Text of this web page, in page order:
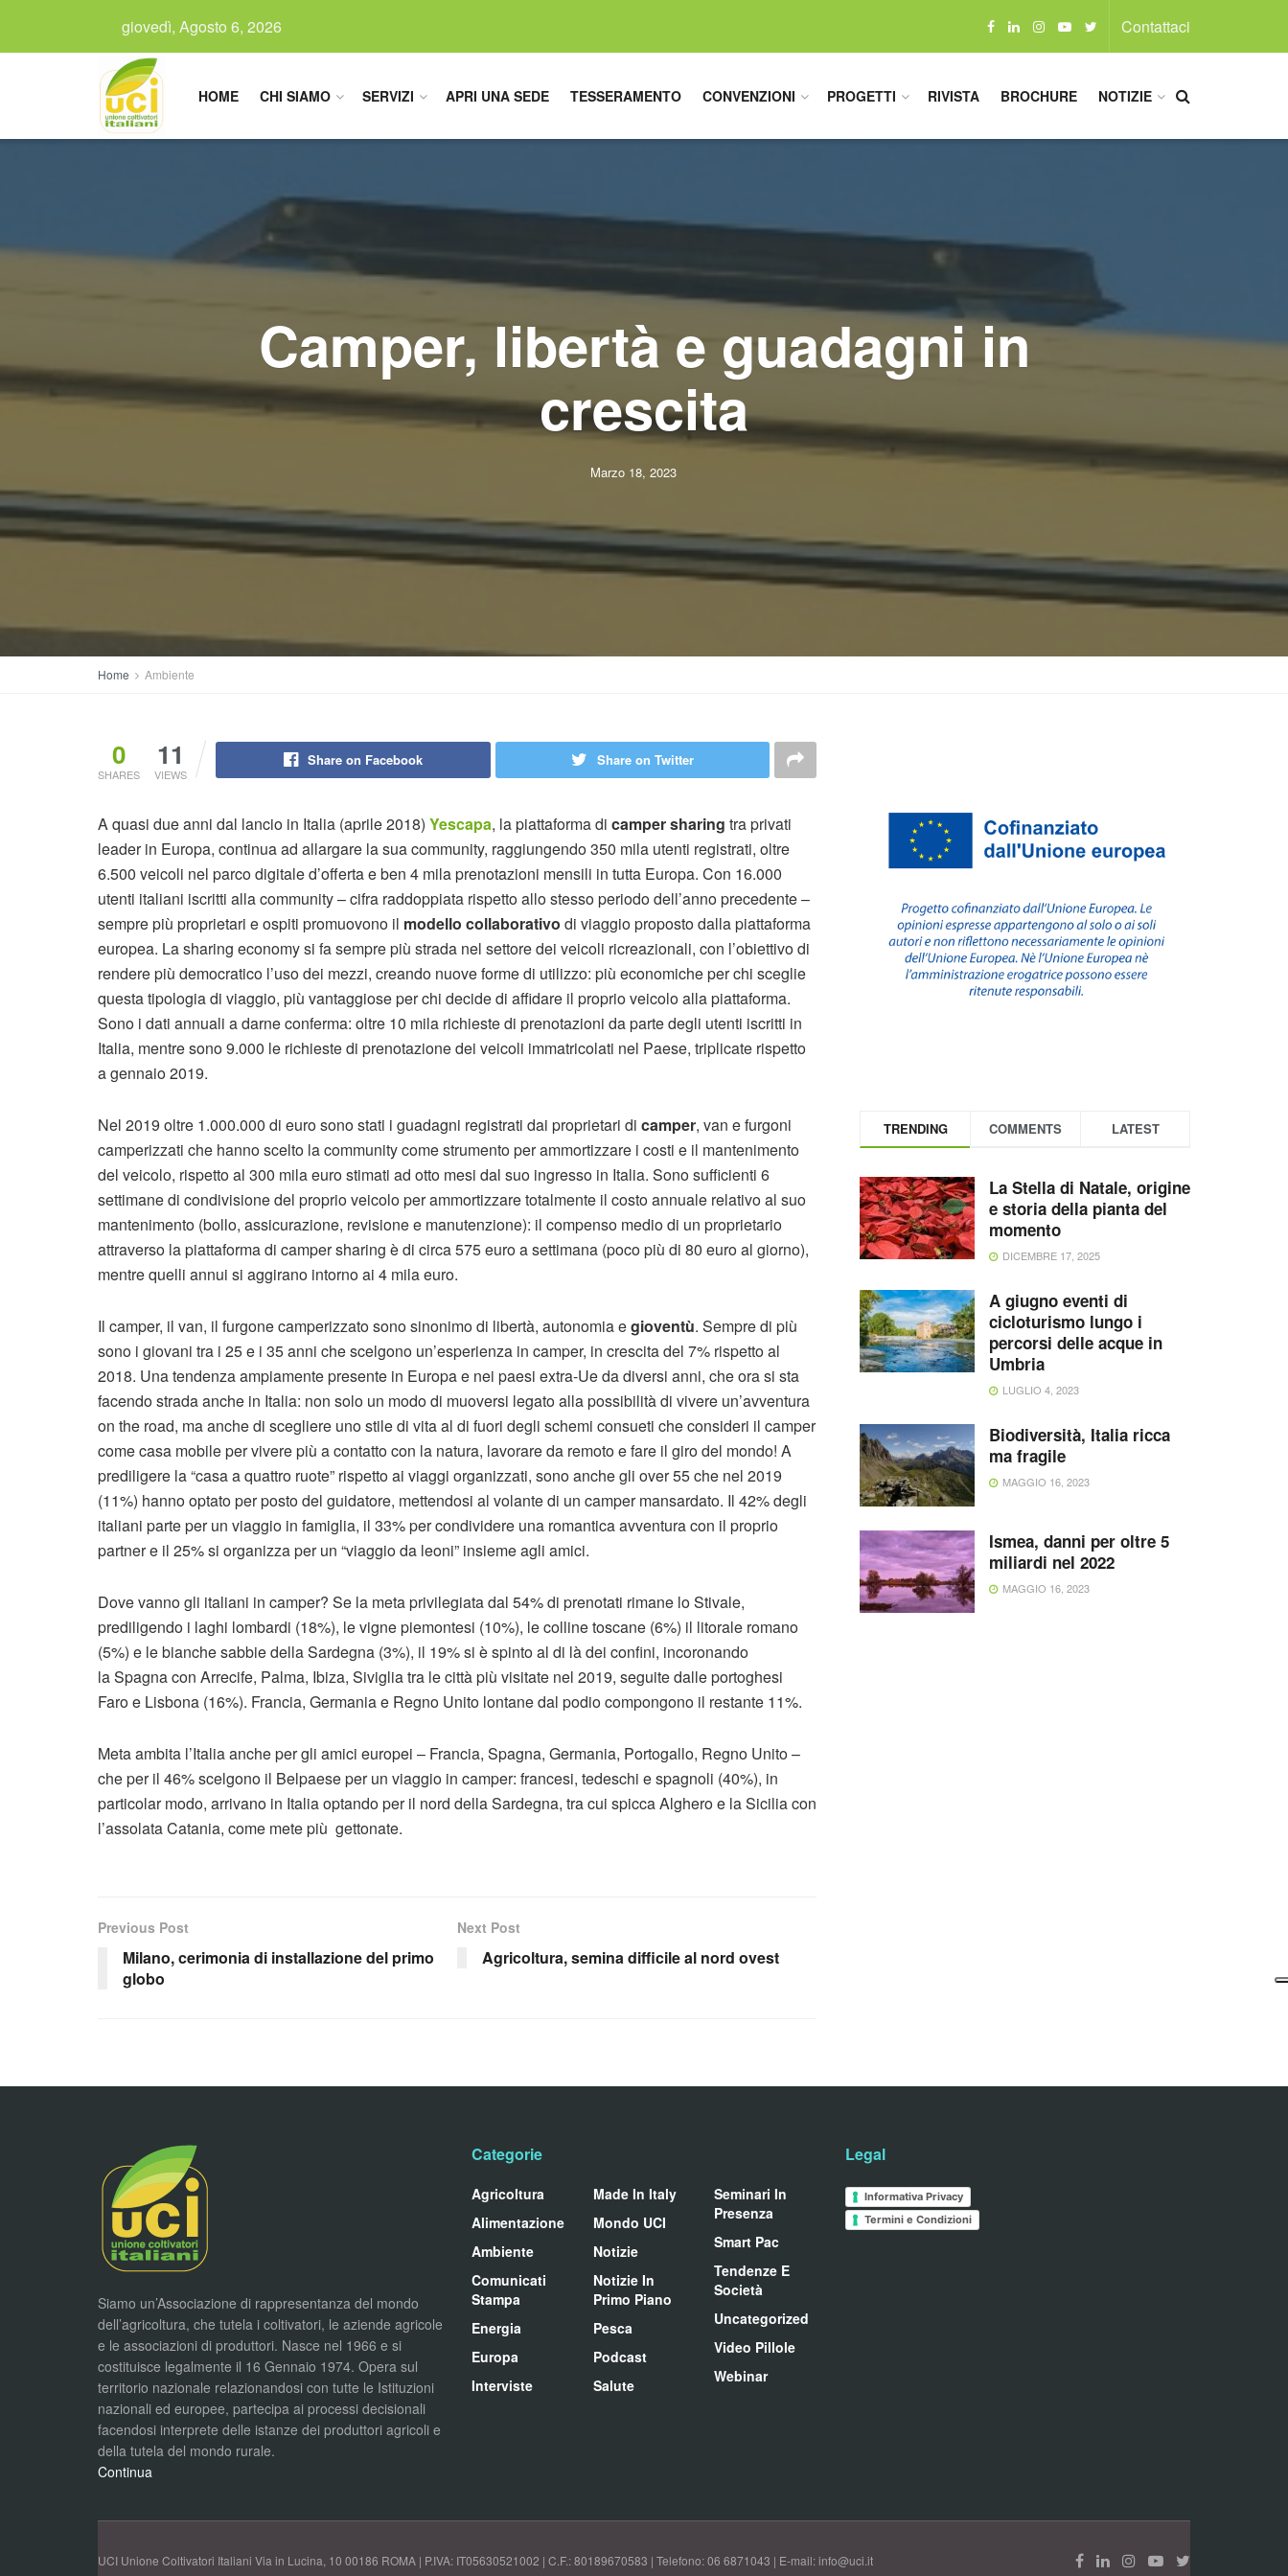
giovedì, Agosto 6, 2026 Contattaci
HOME CHI SIAMO SERVIZI APRI UNA SEDE TESSERAMENTO CONVENZIONI PROGETTI RIVISTA BROCHURE NOTIZIE
Camper, libertà e guadagni in
crescita
Marzo 18, 2023
Home Ambiente
0
SHARES
11
VIEWS
Share on Facebook Share on Twitter
A quasi due anni dal lancio in Italia (aprile 2018) Yescapa, la piattaforma di camper sharing tra privati
leader in Europa, continua ad allargare la sua community, raggiungendo 350 mila utenti registrati, oltre
6.500 veicoli nel parco digitale d’offerta e ben 4 mila prenotazioni mensili in tutta Europa. Con 16.000
utenti italiani iscritti alla community – cifra raddoppiata rispetto allo stesso periodo dell’anno precedente –
sempre più proprietari e ospiti promuovono il modello collaborativo di viaggio proposto dalla piattaforma
europea. La sharing economy si fa sempre più strada nel settore dei veicoli ricreazionali, con l’obiettivo di
rendere più democratico l’uso dei mezzi, creando nuove forme di utilizzo: più economiche per chi sceglie
questa tipologia di viaggio, più vantaggiose per chi decide di affidare il proprio veicolo alla piattaforma.
Sono i dati annuali a darne conferma: oltre 10 mila richieste di prenotazioni da parte degli utenti iscritti in
Italia, mentre sono 9.000 le richieste di prenotazione dei veicoli immatricolati nel Paese, triplicate rispetto
a gennaio 2019.
Nel 2019 oltre 1.000.000 di euro sono stati i guadagni registrati dai proprietari di camper, van e furgoni
camperizzati che hanno scelto la community come strumento per ammortizzare i costi e il mantenimento
del veicolo, rispetto al 300 mila euro stimati ad otto mesi dal suo ingresso in Italia. Sono sufficienti 6
settimane di condivisione del proprio veicolo per ammortizzare totalmente il costo annuale relativo al suo
mantenimento (bollo, assicurazione, revisione e manutenzione): il compenso medio di un proprietario
attraverso la piattaforma di camper sharing è di circa 575 euro a settimana (poco più di 80 euro al giorno),
mentre quelli annui si aggirano intorno ai 4 mila euro.
Il camper, il van, il furgone camperizzato sono sinonimo di libertà, autonomia egioventù. Sempre di più
sono i giovani tra i 25 e i 35 anni che scelgono un’esperienza in camper, in crescita del 7% rispetto al
2018. Una tendenza ampiamente presente in Europa e nei paesi extra-Ue da diversi anni, che ora si sta
facendo strada anche in Italia: non solo un modo di muoversi legato alla possibilità di vivere un’avventura
on the road, ma anche di scegliere uno stile di vita al di fuori degli schemi consueti che consideri il camper
come casa mobile per vivere più a contatto con la natura, lavorare da remoto e fare il giro del mondo! A
prediligere la “casa a quattro ruote” rispetto ai viaggi organizzati, sono anche gli over 55 che nel 2019
(11%) hanno optato per posto del guidatore, mettendosi al volante di un camper mansardato. Il 42% degli
italiani parte per un viaggio in famiglia, il 33% per condividere una romantica avventura con il proprio
partner e il 25% si organizza per un “viaggio da leoni” insieme agli amici.
Dove vanno gli italiani in camper? Se la meta privilegiata dal 54% di prenotati rimane lo Stivale,
prediligendo i laghi lombardi (18%), le vigne piemontesi (10%), le colline toscane (6%) il litorale romano
(5%) e le bianche sabbie della Sardegna (3%), il 19% si è spinto al di là dei confini, incoronando
la Spagna con Arrecife, Palma, Ibiza, Siviglia tra le città più visitate nel 2019, seguite dalle portoghesi
Faro e Lisbona (16%). Francia, Germania e Regno Unito lontane dal podio compongono il restante 11%.
Meta ambita l’Italia anche per gli amici europei – Francia, Spagna, Germania, Portogallo, Regno Unito –
che per il 46% scelgono il Belpaese per un viaggio in camper: francesi, tedeschi e spagnoli (40%), in
particolar modo, arrivano in Italia optando per il nord della Sardegna, tra cui spicca Alghero e la Sicilia con
l’assolata Catania, come mete più gettonate.
Previous Post
Milano, cerimonia di installazione del primo
globo
Next Post
Agricoltura, semina difficile al nord ovest
TRENDING COMMENTS LATEST
La Stella di Natale, origine
e storia della pianta del
momento
DICEMBRE 17, 2025
A giugno eventi di
cicloturismo lungo i
percorsi delle acque in
Umbria
LUGLIO 4, 2023
Biodiversità, Italia ricca
ma fragile
MAGGIO 16, 2023
Ismea, danni per oltre 5
miliardi nel 2022
MAGGIO 16, 2023
Siamo un’Associazione di rappresentanza del mondo
dell’agricoltura, che tutela i coltivatori, le aziende agricole
e le associazioni di produttori. Nasce nel 1966 e si
costituisce legalmente il 16 Gennaio 1974. Opera sul
territorio nazionale relazionandosi con tutte le Istituzioni
nazionali ed europee, partecipa ai processi decisionali
facendosi interprete delle istanze dei produttori agricoli e
della tutela del mondo rurale.
Continua
Categorie
Agricoltura
Alimentazione
Ambiente
Comunicati
Stampa
Energia
Europa
Interviste
Made In Italy
Mondo UCI
Notizie
Notizie In
Primo Piano
Pesca
Podcast
Salute
Seminari In
Presenza
Smart Pac
Tendenze E
Società
Uncategorized
Video Pillole
Webinar
Legal
Informativa Privacy
Termini e Condizioni
UCI Unione Coltivatori Italiani Via in Lucina, 10 00186 ROMA | P.IVA: IT05630521002 | C.F.: 80189670583 | Telefono: 06 6871043 | E-mail: info@uci.it